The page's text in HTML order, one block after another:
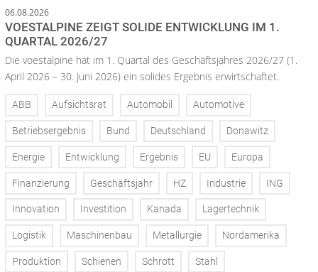
06.08.2026
VOESTALPINE ZEIGT SOLIDE ENTWICKLUNG IM 1.
QUARTAL 2026/27
Die voestalpine hat im 1. Quartal des Geschäftsjahres 2026/27 (1.
April 2026 – 30. Juni 2026) ein solides Ergebnis erwirtschaftet.
ABB Aufsichtsrat Automobil Automotive
Betriebsergebnis Bund Deutschland Donawitz
Energie Entwicklung Ergebnis EU Europa
Finanzierung Geschäftsjahr HZ Industrie ING
Innovation Investition Kanada Lagertechnik
Logistik Maschinenbau Metallurgie Nordamerika
Produktion Schienen Schrott Stahl